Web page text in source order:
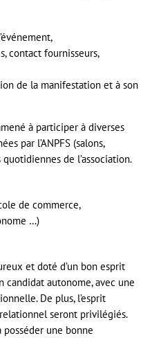
contact fournisseurs,
de la manifestation et à son
à participer à diverses
par l’ANPFS (salons,
quotidiennes de l’association.
de commerce,
…)
et doté d’un bon esprit
candidat autonome, avec une
De plus, l’esprit
seront privilégiés.
une bonne